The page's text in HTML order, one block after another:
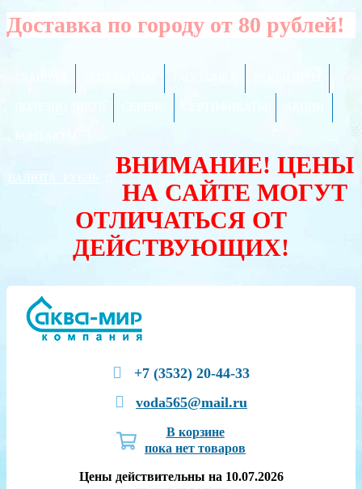
Доставка по городу от 80 рублей!
ВАЛЮТА:
ВНИМАНИЕ! ЦЕНЫ
НА САЙТЕ МОГУТ
ОТЛИЧАТЬСЯ ОТ
ДЕЙСТВУЮЩИХ!
+7 (3532) 20-44-33
voda565@mail.ru
В корзине
пока нет товаров
Цены действительны на 10.07.2026